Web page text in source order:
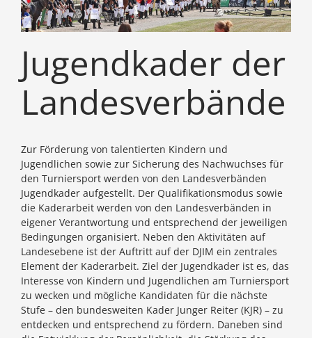
Jugendkader der
Landesverbände
Zur Förderung von talentierten Kindern und
Jugendlichen sowie zur Sicherung des Nachwuchses für
den Turniersport werden von den Landesverbänden
Jugendkader aufgestellt. Der Qualifikationsmodus sowie
die Kaderarbeit werden von den Landesverbänden in
eigener Verantwortung und entsprechend der jeweiligen
Bedingungen organisiert. Neben den Aktivitäten auf
Landesebene ist der Auftritt auf der DJIM ein zentrales
Element der Kaderarbeit. Ziel der Jugendkader ist es, das
Interesse von Kindern und Jugendlichen am Turniersport
zu wecken und mögliche Kandidaten für die nächste
Stufe – den bundesweiten Kader Junger Reiter (KJR) – zu
entdecken und entsprechend zu fördern. Daneben sind